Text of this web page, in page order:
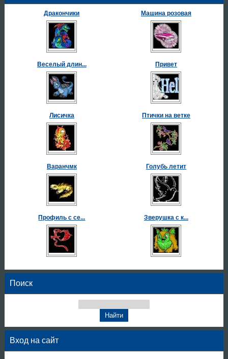
Дракончики Машина розовая
Веселый длин... Привет
Лисичка Птички на ветке
Варанчмк Голубь летит
Профиль с се... Зверушка с к...
Поиск
Вход на сайт